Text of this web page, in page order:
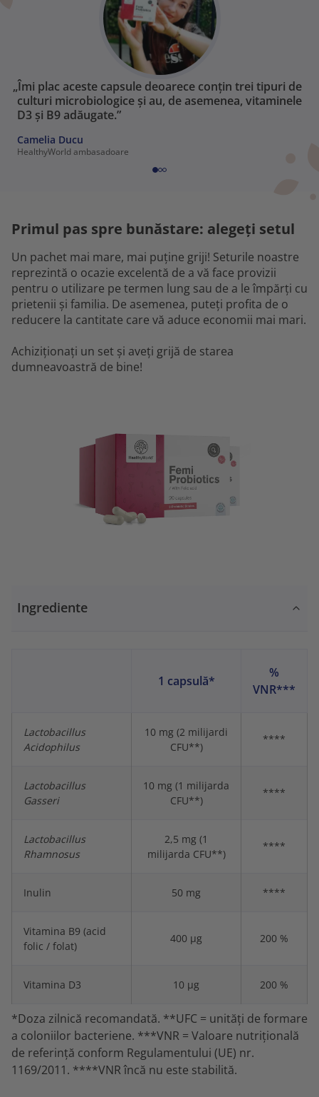
„Îmi plac aceste capsule deoarece conțin trei tipuri de
culturi microbiologice și au, de asemenea, vitaminele
D3 și B9 adăugate.”
Camelia Ducu
HealthyWorld ambasadoare
Primul pas spre bunăstare: alegeți setul
Un pachet mai mare, mai puține griji! Seturile noastre
reprezintă o ocazie excelentă de a vă face provizii
pentru o utilizare pe termen lung sau de a le împărți cu
prietenii și familia. De asemenea, puteți profita de o
reducere la cantitate care vă aduce economii mai mari.
Achiziționați un set și aveți grijă de starea
dumneavoastră de bine!
Ingrediente
1 capsulă*
%
VNR***
Lactobacillus
Acidophilus
10 mg (2 milijardi
CFU**)
****
Lactobacillus
Gasseri
10 mg (1 milijarda
CFU**)
****
Lactobacillus
Rhamnosus
2,5 mg (1
milijarda CFU**)
****
Inulin 50 mg ****
Vitamina B9 (acid
folic / folat)
400 µg 200 %
Vitamina D3 10 µg 200 %
*Doza zilnică recomandată. **UFC = unități de formare
a coloniilor bacteriene. ***VNR = Valoare nutrițională
de referință conform Regulamentului (UE) nr.
1169/2011. ****VNR încă nu este stabilită.